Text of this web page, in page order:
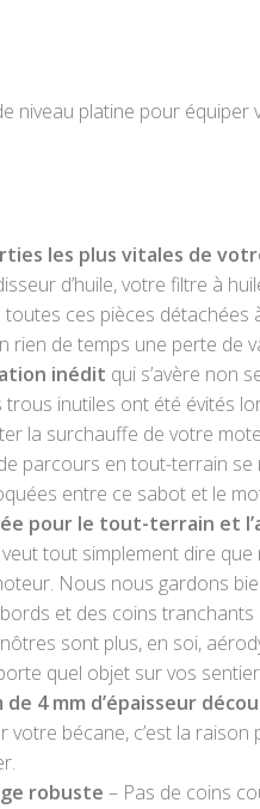
niveau platine pour équiper
les plus vitales de
d’huile, votre filtre à
toutes ces pièces
rien de temps une perte de
inédit qui s’avère non
trous inutiles ont été évités
la surchauffe de votre
parcours en tout-terrain
entre ce sabot et le
pour le tout-terrain et
tout simplement dire
Nous nous gardons
bords et des coins
sont plus, en soi,
quel objet sur vos
de 4 mm d’épaisseur
votre bécane, c’est la
robuste – Pas de coins